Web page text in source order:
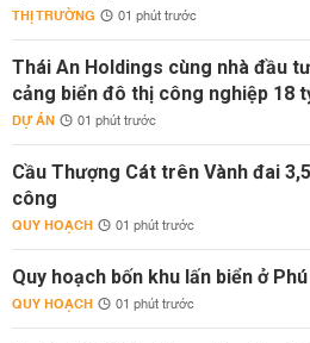
THỊ TRƯỜNG 01 phút trước
Thái An Holdings cùng nhà đầu
cảng biển đô thị công nghiệp 18
DỰ ÁN 01 phút trước
Cầu Thượng Cát trên Vành đai
công
QUY HOẠCH 01 phút trước
Quy hoạch bốn khu lấn biển ở
QUY HOẠCH 01 phút trước